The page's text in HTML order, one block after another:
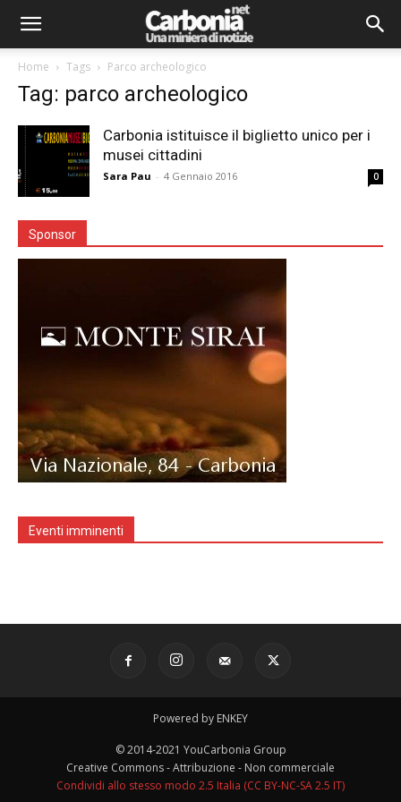
Home Tags Parco archeologico
Tag: parco archeologico
Carbonia istituisce il biglietto unico per i
musei cittadini
Sara Pau - 4 Gennaio 2016 0
Sponsor
Eventi imminenti
Powered by ENKEY
© 2014-2021 YouCarbonia Group
Creative Commons - Attribuzione - Non commerciale
Condividi allo stesso modo 2.5 Italia (CC BY-NC-SA 2.5 IT)